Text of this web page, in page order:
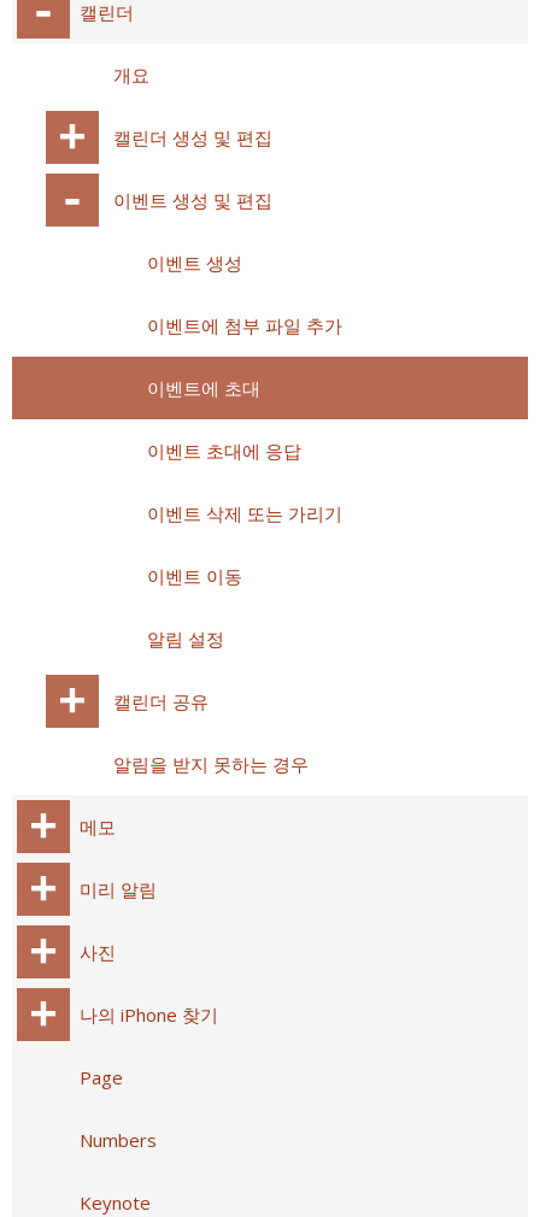
캘린더
개요
캘린더 생성 및 편집
이벤트 생성 및 편집
이벤트 생성
이벤트에 첨부 파일 추가
이벤트에 초대
이벤트 초대에 응답
이벤트 삭제 또는 가리기
이벤트 이동
알림 설정
캘린더 공유
알림을 받지 못하는 경우
메모
미리 알림
사진
나의 iPhone 찾기
Page
Numbers
Keynote